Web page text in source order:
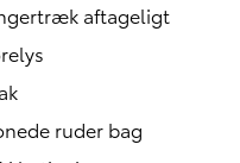
aftageligt
ruder bag